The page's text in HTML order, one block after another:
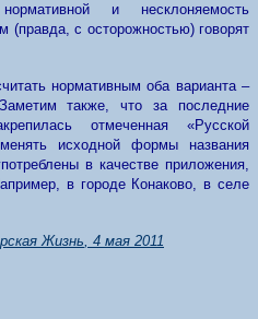
и несклоняемость
(правда, с осторожностью) говорят
нормативным оба варианта –
также, что за последние
отмеченная «Русской
исходной формы названия
в качестве приложения,
в городе Конаково, в селе
Жизнь, 4 мая 2011